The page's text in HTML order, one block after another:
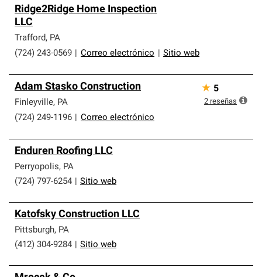
Ridge2Ridge Home Inspection
LLC
Trafford, PA
(724) 243-0569
Correo electrónico Sitio web
Adam Stasko Construction
Finleyville, PA
(724) 249-1196
Correo electrónico
★ 5
2 reseñas
Enduren Roofing LLC
Perryopolis, PA
(724) 797-6254
Sitio web
Katofsky Construction LLC
Pittsburgh, PA
(412) 304-9284
Sitio web